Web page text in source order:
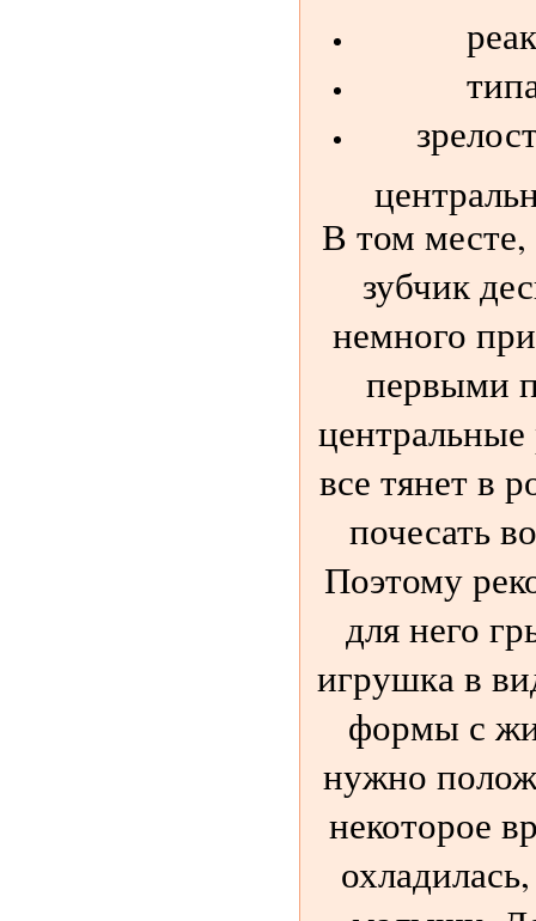
В том месте,
зубчик
немного
первыми
все тянет в
почесать
Поэтому
для него
игрушка в
формы с
нужно
некоторое